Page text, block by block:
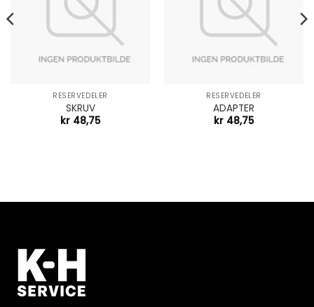
RESERVEDELER
SKRUV
kr 48,75
RESERVEDELER
ADAPTER
kr 48,75